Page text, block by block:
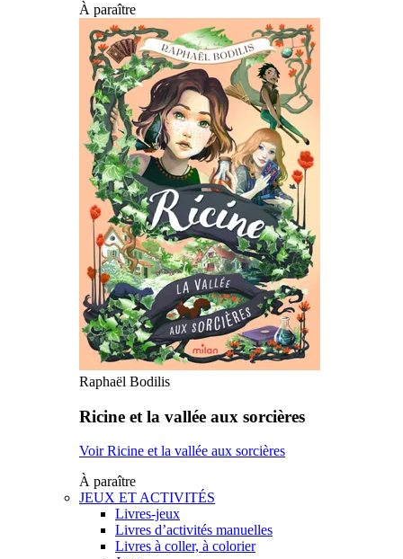
À paraître
Raphaël Bodilis
Ricine et la vallée aux sorcières
Voir Ricine et la vallée aux sorcières
À paraître
JEUX ET ACTIVITÉS
Livres-jeux
Livres d’activités manuelles
Livres à coller, à colorier